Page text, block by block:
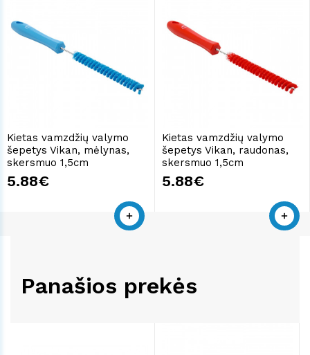
Kietas vamzdžių valymo
šepetys Vikan, mėlynas,
skersmuo 1,5cm
5.88€
Kietas vamzdžių valymo
šepetys Vikan, raudonas,
skersmuo 1,5cm
5.88€
Panašios prekės